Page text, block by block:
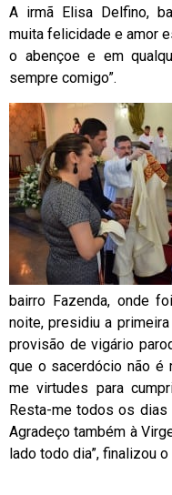
A irmã Elisa Delfino,
muita felicidade e amor
o abençoe e em
sempre comigo”.
bairro Fazenda, onde
noite, presidiu a
provisão de vigário
que o sacerdócio não é
me virtudes para
Resta-me todos os dias
Agradeço também à
lado todo dia”, finalizou